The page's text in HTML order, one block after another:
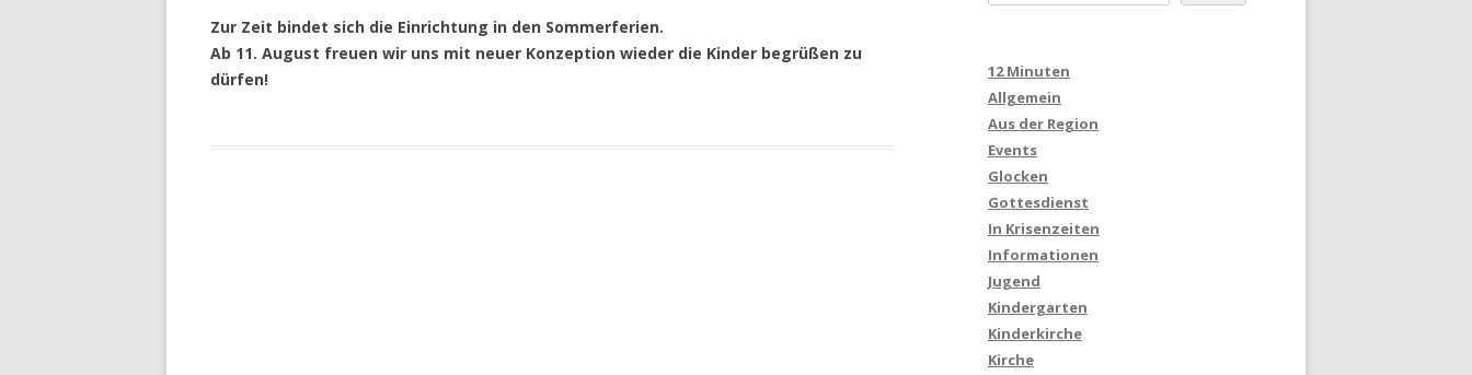
Zur Zeit bindet sich die Einrichtung in den Sommerferien.
Ab 11. August freuen wir uns mit neuer Konzeption wieder die Kinder begrüßen zu
dürfen!
12 Minuten
Allgemein
Aus der Region
Events
Glocken
Gottesdienst
In Krisenzeiten
Informationen
Jugend
Kindergarten
Kinderkirche
Kirche